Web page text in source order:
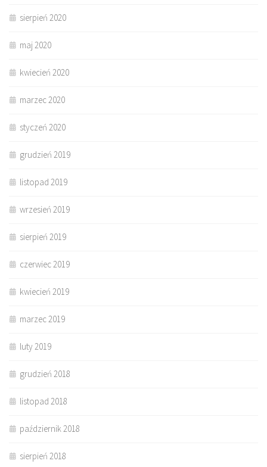
sierpień 2020
maj 2020
kwiecień 2020
marzec 2020
styczeń 2020
grudzień 2019
listopad 2019
wrzesień 2019
sierpień 2019
czerwiec 2019
kwiecień 2019
marzec 2019
luty 2019
grudzień 2018
listopad 2018
październik 2018
sierpień 2018